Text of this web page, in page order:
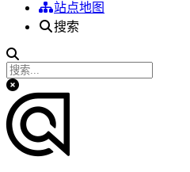
站点地图
搜索